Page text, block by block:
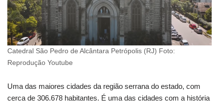
Catedral São Pedro de Alcântara Petrópolis (RJ) Foto:
Reprodução Youtube
Uma das maiores cidades da região serrana do estado, com
cerca de 306.678 habitantes. É uma das cidades com a história